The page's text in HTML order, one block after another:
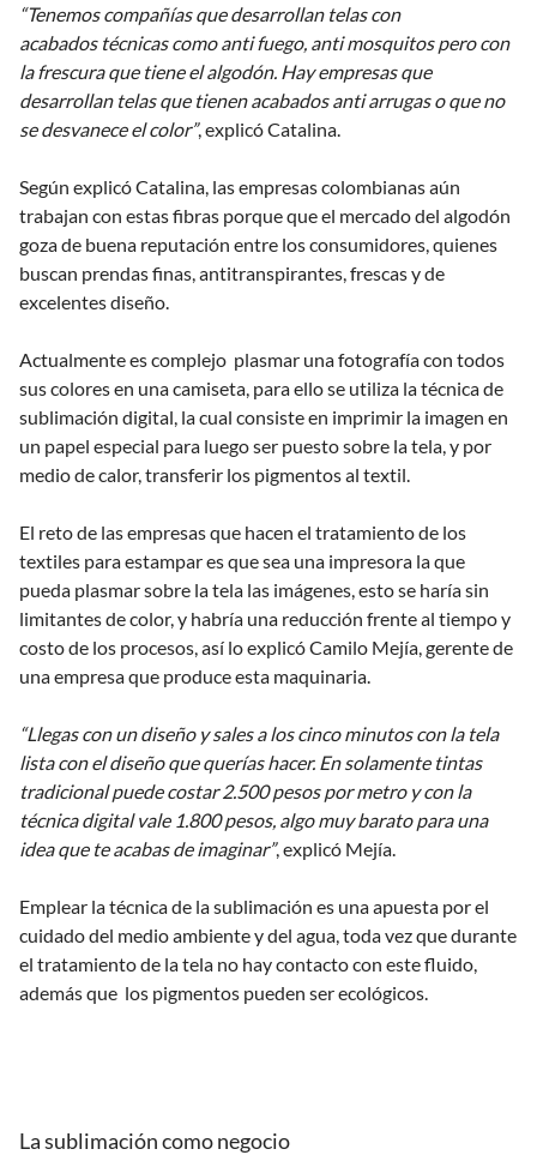
“Tenemos compañías que desarrollan telas con
acabados técnicas como anti fuego, anti mosquitos pero con
la frescura que tiene el algodón. Hay empresas que
desarrollan telas que tienen acabados anti arrugas o que no
se desvanece el color”, explicó Catalina.
Según explicó Catalina, las empresas colombianas aún
trabajan con estas fibras porque que el mercado del algodón
goza de buena reputación entre los consumidores, quienes
buscan prendas finas, antitranspirantes, frescas y de
excelentes diseño.
Actualmente es complejo plasmar una fotografía con todos
sus colores en una camiseta, para ello se utiliza la técnica de
sublimación digital, la cual consiste en imprimir la imagen en
un papel especial para luego ser puesto sobre la tela, y por
medio de calor, transferir los pigmentos al textil.
El reto de las empresas que hacen el tratamiento de los
textiles para estampar es que sea una impresora la que
pueda plasmar sobre la tela las imágenes, esto se haría sin
limitantes de color, y habría una reducción frente al tiempo y
costo de los procesos, así lo explicó Camilo Mejía, gerente de
una empresa que produce esta maquinaria.
“Llegas con un diseño y sales a los cinco minutos con la tela
lista con el diseño que querías hacer. En solamente tintas
tradicional puede costar 2.500 pesos por metro y con la
técnica digital vale 1.800 pesos, algo muy barato para una
idea que te acabas de imaginar”, explicó Mejía.
Emplear la técnica de la sublimación es una apuesta por el
cuidado del medio ambiente y del agua, toda vez que durante
el tratamiento de la tela no hay contacto con este fluido,
además que los pigmentos pueden ser ecológicos.
La sublimación como negocio